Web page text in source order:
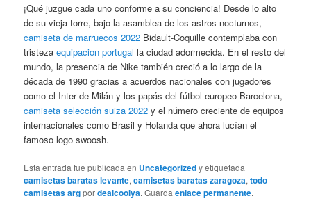
¡Qué juzgue cada uno conforme a su conciencia! Desde lo alto
de su vieja torre, bajo la asamblea de los astros nocturnos,
camiseta de marruecos 2022 Bidault-Coquille contemplaba con
tristezaequipacion portugal la ciudad adormecida. En el resto del
mundo, la presencia de Nike también creció a lo largo de la
década de 1990 gracias a acuerdos nacionales con jugadores
como el Inter de Milán y los papás del fútbol europeo Barcelona,
camiseta selección suiza 2022 y el número creciente de equipos
internacionales como Brasil y Holanda que ahora lucían el
famoso logo swoosh.
Esta entrada fue publicada en Uncategorizedy etiquetada
camisetas baratas levante,camisetas baratas zaragoza,todo
camisetas argpordealcoolya. Guardaenlace permanente.